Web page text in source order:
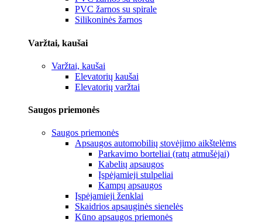
PVC žarnos su spirale
Silikoninės žarnos
Varžtai, kaušai
Varžtai, kaušai
Elevatorių kaušai
Elevatorių varžtai
Saugos priemonės
Saugos priemonės
Apsaugos automobilių stovėjimo aikštelėms
Parkavimo borteliai (ratų atmušėjai)
Kabelių apsaugos
Įspėjamieji stulpeliai
Kampų apsaugos
Įspėjamieji ženklai
Skaidrios apsauginės sienelės
Kūno apsaugos priemonės